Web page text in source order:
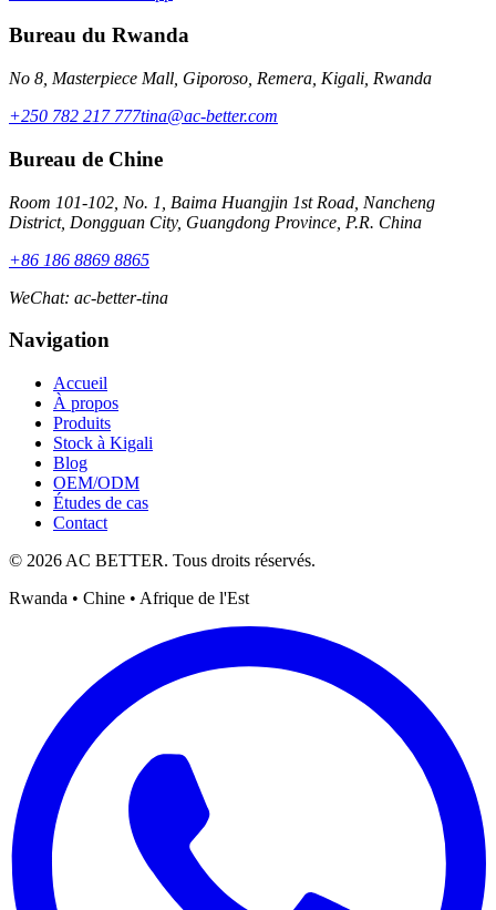
Bureau du Rwanda
No 8, Masterpiece Mall, Giporoso, Remera, Kigali, Rwanda
+250 782 217 777tina@ac-better.com
Bureau de Chine
Room 101-102, No. 1, Baima Huangjin 1st Road, Nancheng
District, Dongguan City, Guangdong Province, P.R. China
+86 186 8869 8865
WeChat: ac-better-tina
Navigation
Accueil
À propos
Produits
Stock à Kigali
Blog
OEM/ODM
Études de cas
Contact
© 2026 AC BETTER. Tous droits réservés.
Rwanda • Chine • Afrique de l'Est